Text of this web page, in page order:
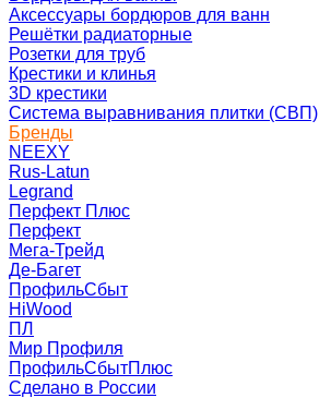
Аксессуары бордюров для ванн
Решётки радиаторные
Розетки для труб
Крестики и клинья
3D крестики
Система выравнивания плитки (СВП)
Бренды
NEEXY
Rus-Latun
Legrand
Перфект Плюс
Перфект
Мега-Трейд
Де-Багет
ПрофильСбыт
HiWood
ПЛ
Мир Профиля
ПрофильСбытПлюс
Сделано в России